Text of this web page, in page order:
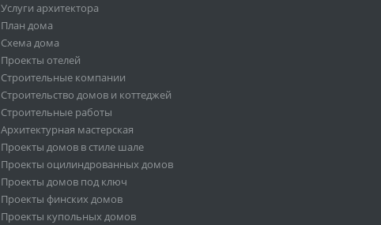
Услуги архитектора
План дома
Схема дома
Проекты отелей
Строительные компании
Строительство домов и коттеджей
Строительные работы
Архитектурная мастерская
Проекты домов в стиле шале
Проекты оцилиндрованных домов
Проекты домов под ключ
Проекты финских домов
Проекты купольных домов